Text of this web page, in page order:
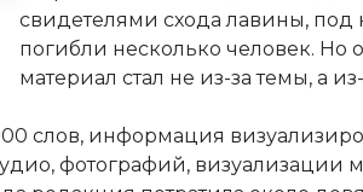
свидетелями схода лавины, под
погибли несколько человек. Но
материал стал не из-за темы, а
слов, информация
фотографий, визуализации